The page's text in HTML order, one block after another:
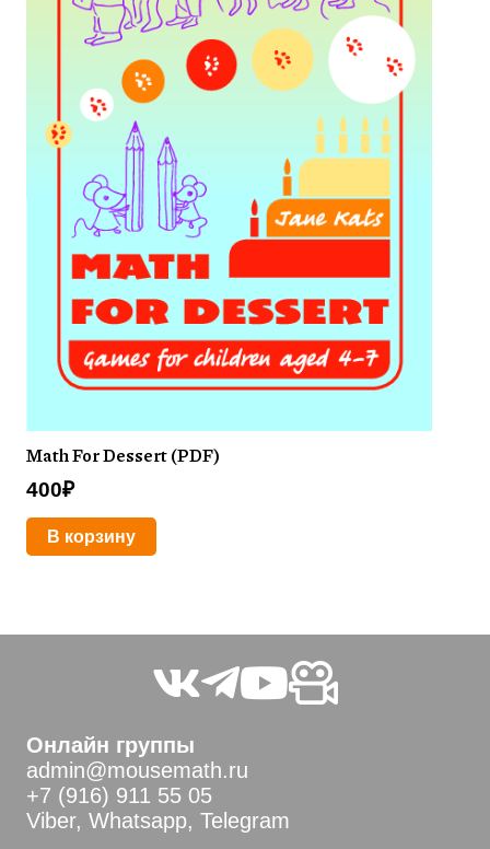
Math For Dessert (PDF)
400₽
В корзину
Онлайн группы
admin@mousemath.ru
+7 (916) 911 55 05
Viber, Whatsapp, Telegram